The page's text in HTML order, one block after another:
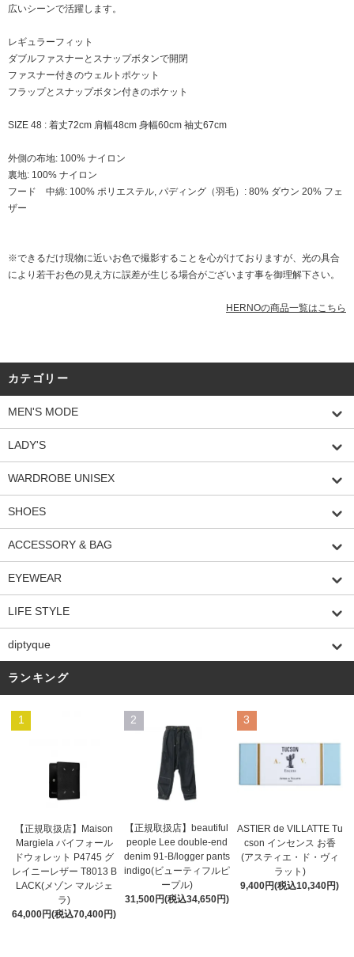
広いシーンで活躍します。
レギュラーフィット
ダブルファスナーとスナップボタンで開閉
ファスナー付きのウェルトポケット
フラップとスナップボタン付きのポケット
SIZE 48 : 着丈72cm 肩幅48cm 身幅60cm 袖丈67cm
外側の布地: 100% ナイロン
裏地: 100% ナイロン
フード 中綿: 100% ポリエステル, パディング（羽毛）: 80% ダウン 20% フェ
ザー
※できるだけ現物に近いお色で撮影することを心がけておりますが、光の具合
により若干お色の見え方に誤差が生じる場合がございます事を御理解下さい。
HERNOの商品一覧はこちら
カテゴリー
MEN'S MODE
LADY'S
WARDROBE UNISEX
SHOES
ACCESSORY & BAG
EYEWEAR
LIFE STYLE
diptyque
ランキング
1
【正規取扱店】Maison
Margiela バイフォール
ドウォレット P4745 グ
レイニーレザー T8013 B
LACK(メゾン マルジェ
ラ)
64,000円(税込70,400円)
2
【正規取扱店】beautiful
people Lee double-end
denim 91-B/logger pants
indigo(ビューティフルピ
ープル)
31,500円(税込34,650円)
3
ASTIER de VILLATTE Tu
cson インセンス お香
(アスティエ・ド・ヴィ
ラット)
9,400円(税込10,340円)